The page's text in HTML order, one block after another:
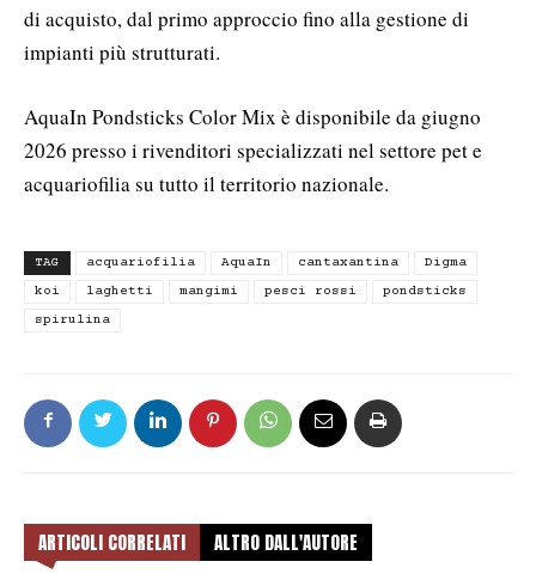
di acquisto, dal primo approccio fino alla gestione di
impianti più strutturati.
AquaIn Pondsticks Color Mix è disponibile da giugno
2026 presso i rivenditori specializzati nel settore pet e
acquariofilia su tutto il territorio nazionale.
TAG acquariofilia AquaIn cantaxantina
Digma
koi
laghetti mangimi pesci rossi
pondsticks
spirulina
ARTICOLI CORRELATI ALTRO DALL'AUTORE